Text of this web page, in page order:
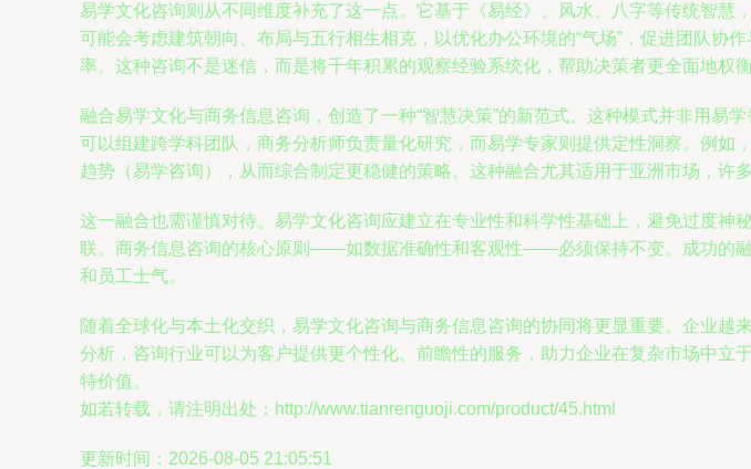
易学文化咨询则从不同维度补充了这一点。它基于《易经》、风水、八字等传统智
可能会考虑建筑朝向、布局与五行相生相克，以优化办公环境的“气场”，促进团队协
率。这种咨询不是迷信，而是将千年积累的观察经验系统化，帮助决策者更全面地权衡
融合易学文化与商务信息咨询，创造了一种“智慧决策”的新范式。这种模式并非用
可以组建跨学科团队，商务分析师负责量化研究，而易学专家则提供定性洞察。例
趋势（易学咨询），从而综合制定更稳健的策略。这种融合尤其适用于亚洲市场，许
这一融合也需谨慎对待。易学文化咨询应建立在专业性和科学性基础上，避免过度
联。商务信息咨询的核心原则——如数据准确性和客观性——必须保持不变。成功的
和员工士气。
随着全球化与本土化交织，易学文化咨询与商务信息咨询的协同将更显重要。企业
分析，咨询行业可以为客户提供更个性化、前瞻性的服务，助力企业在复杂市场中
特价值。
如若转载，请注明出处：http://www.tianrenguoji.com/product/45.html
更新时间：2026-08-05 21:05:51